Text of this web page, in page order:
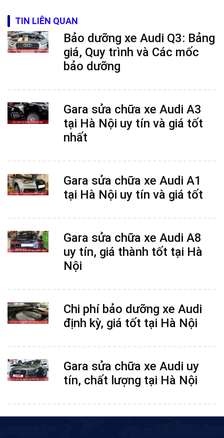
TIN LIÊN QUAN
Bảo dưỡng xe Audi Q3: Bảng
giá, Quy trình và Các mốc
bảo dưỡng
Gara sửa chữa xe Audi A3
tại Hà Nội uy tín và giá tốt
nhất
Gara sửa chữa xe Audi A1
tại Hà Nội uy tín và giá tốt
Gara sửa chữa xe Audi A8
uy tín, giá thành tốt tại Hà
Nội
Chi phí bảo dưỡng xe Audi
định kỳ, giá tốt tại Hà Nội
Gara sửa chữa xe Audi uy
tín, chất lượng tại Hà Nội